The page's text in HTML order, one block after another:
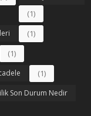
(1)
(1)
(1)
(1)
Son Durum Nedir